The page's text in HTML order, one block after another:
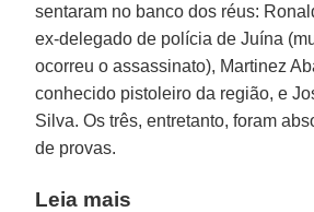
sentaram no banco dos réus:
ex-delegado de polícia de Juína
ocorreu o assassinato), Martinez
conhecido pistoleiro da região, e
Silva. Os três, entretanto, foram
de provas.
Leia mais